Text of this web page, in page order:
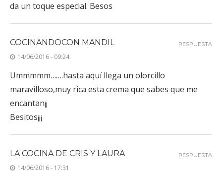
da un toque especial. Besos
COCINANDOCON MANDIL
14/06/2016 - 09:24
Ummmmm…….hasta aquí llega un olorcillo
maravilloso,muy rica esta crema que sabes que me
encantan¡¡
Besitos¡¡¡
RESPUESTA
LA COCINA DE CRIS Y LAURA
14/06/2016 - 17:31
RESPUESTA